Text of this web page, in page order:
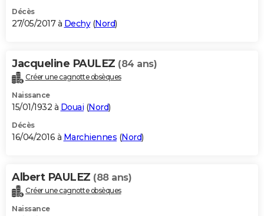
Décès
27/05/2017 à Dechy(Nord)
Jacqueline PAULEZ (84 ans)
Créer une cagnotte obsèques
Naissance
15/01/1932 à Douai (Nord)
Décès
16/04/2016 à Marchiennes (Nord)
Albert PAULEZ (88 ans)
Créer une cagnotte obsèques
Naissance